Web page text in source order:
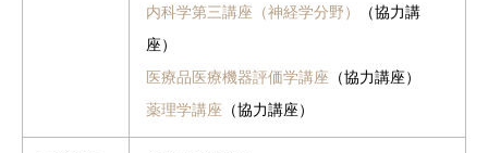
内科学第三講座（神経学分野）
（協力講
座）
医療品医療機器評価学講座 （協力講座）
薬理学講座 （協力講座）